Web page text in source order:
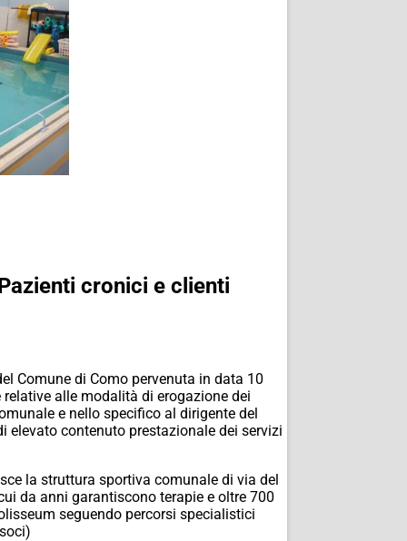
cronici e clienti
Comune di Como pervenuta in data 10
alle modalità di erogazione dei
e nello specifico al dirigente del
elevato contenuto prestazionale dei servizi
la struttura sportiva comunale di via del
da anni garantiscono terapie e oltre 700
seguendo percorsi specialistici